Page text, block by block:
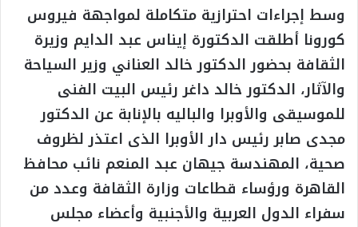
وسط إجراءات احترازية متكاملة لمواجهة فيروس
كورونا أطلقت الدكتورة إيناس عبد الدايم وزيرة
الثقافة بحضور الدكتور خالد العناني وزير السياحة
والآثار، الدكتور خالد داغر رئيس البيت الفنى
للموسيقى والأوبرا والباليه بالإنابة عن الدكتور
مجدى صابر رئيس دار الأوبرا الذى اعتذر لظروف
صحية، المهندسة جيهان عبد المنعم نائب محافظ
القاهرة ورؤساء قطاعات وزارة الثقافة وعدد من
سفراء الدول العربية والأجنبية وأعضاء مجلس